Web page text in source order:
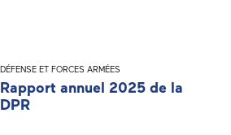
DÉFENSE ET FORCES ARMÉES
Rapport annuel 2025 de la
DPR